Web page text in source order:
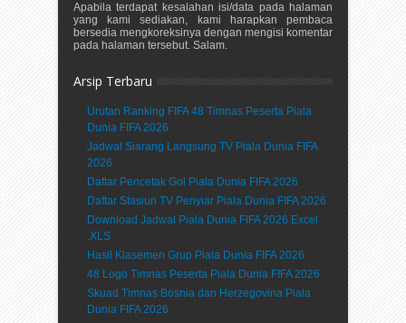
Apabila terdapat kesalahan isi/data pada halaman
yang kami sediakan, kami harapkan pembaca
bersedia mengkoreksinya dengan mengisi komentar
pada halaman tersebut. Salam.
Arsip Terbaru
Urutan Ranking FIFA 48 Timnas Peserta Piala
Dunia FIFA 2026
Jadwal Siarang Langsung TV Piala Dunia FIFA
2026
Daftar Pencetak Gol Piala Dunia FIFA 2026
Daftar Stasiun TV Penyiar Piala Dunia FIFA 2026
Download Jadwal Piala Dunia FIFA 2026 Excel
.XLS
Hasil Klasemen Grup Piala Dunia FIFA 2026
48 Logo Timnas Peserta Piala Dunia FIFA 2026
Skuad Timnas Bosnia dan Herzegovina Piala
Dunia FIFA 2026